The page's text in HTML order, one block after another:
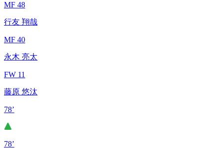
MF 48
行友 翔哉
MF 40
永木 亮太
FW 11
藤原 悠汰
78’
78’